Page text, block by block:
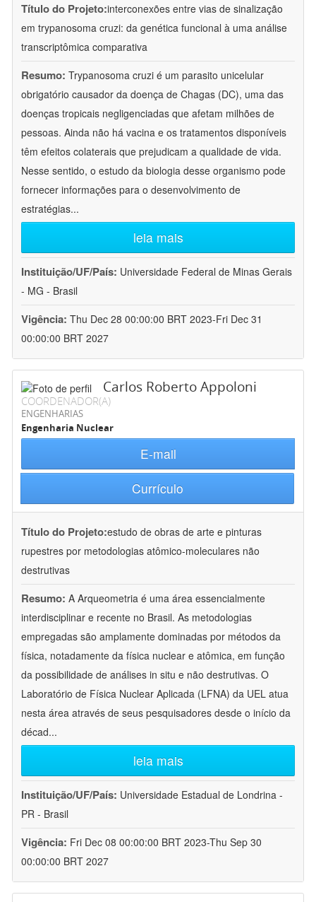
Título do Projeto:interconexões entre vias de sinalização
em trypanosoma cruzi: da genética funcional à uma análise
transcriptômica comparativa
Resumo: Trypanosoma cruzi é um parasito unicelular
obrigatório causador da doença de Chagas (DC), uma das
doenças tropicais negligenciadas que afetam milhões de
pessoas. Ainda não há vacina e os tratamentos disponíveis
têm efeitos colaterais que prejudicam a qualidade de vida.
Nesse sentido, o estudo da biologia desse organismo pode
fornecer informações para o desenvolvimento de
estratégias...
leia mais
Instituição/UF/País: Universidade Federal de Minas Gerais
- MG - Brasil
Vigência: Thu Dec 28 00:00:00 BRT 2023-Fri Dec 31
00:00:00 BRT 2027
Carlos Roberto Appoloni
COORDENADOR(A)
ENGENHARIAS
Engenharia Nuclear
E-mail
Currículo
Título do Projeto:estudo de obras de arte e pinturas
rupestres por metodologias atômico-moleculares não
destrutivas
Resumo: A Arqueometria é uma área essencialmente
interdisciplinar e recente no Brasil. As metodologias
empregadas são amplamente dominadas por métodos da
física, notadamente da física nuclear e atômica, em função
da possibilidade de análises in situ e não destrutivas. O
Laboratório de Física Nuclear Aplicada (LFNA) da UEL atua
nesta área através de seus pesquisadores desde o início da
décad...
leia mais
Instituição/UF/País: Universidade Estadual de Londrina -
PR - Brasil
Vigência: Fri Dec 08 00:00:00 BRT 2023-Thu Sep 30
00:00:00 BRT 2027